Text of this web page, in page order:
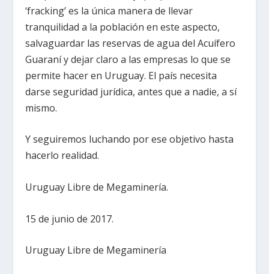
‘fracking’ es la única manera de llevar
tranquilidad a la población en este aspecto,
salvaguardar las reservas de agua del Acuífero
Guaraní y dejar claro a las empresas lo que se
permite hacer en Uruguay. El país necesita
darse seguridad jurídica, antes que a nadie, a sí
mismo.
Y seguiremos luchando por ese objetivo hasta
hacerlo realidad.
Uruguay Libre de Megaminería.
15 de junio de 2017.
Uruguay Libre de Megaminería